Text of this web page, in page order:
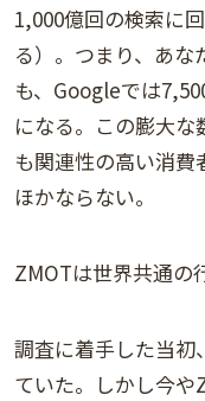
1,000億回の検索に
る）。つまり、あな
も、Googleでは
になる。この膨大な
も関連性の高い消
ほかならない。
ZMOTは世界共通の
調査に着手した当初
ていた。しかし今